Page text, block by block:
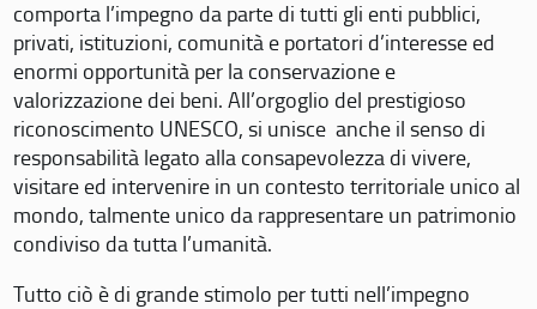
comporta l’impegno da parte di tutti gli enti pubblici,
privati, istituzioni, comunità e portatori d’interesse ed
enormi opportunità per la conservazione e
valorizzazione dei beni. All’orgoglio del prestigioso
riconoscimento UNESCO, si unisce anche il senso di
responsabilità legato alla consapevolezza di vivere,
visitare ed intervenire in un contesto territoriale unico al
mondo, talmente unico da rappresentare un patrimonio
condiviso da tutta l’umanità.
Tutto ciò è di grande stimolo per tutti nell’impegno